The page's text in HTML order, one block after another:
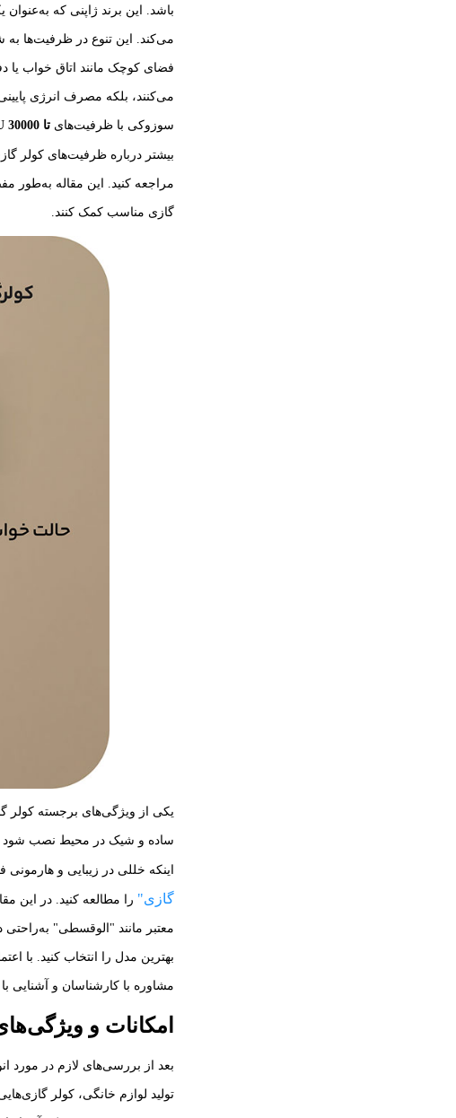
باشد. این برند ژاپنی که
می‌کند. این تنوع در ظرفیت‌ها به
فضای کوچک مانند اتاق خواب یا
می‌کنند، بلکه مصرف انرژی
سوزوکی با ظرفیت‌های تا 30000 BTU
بیشتر درباره ظرفیت‌های کولر
گازی مناسب کمک کنند.
یکی از ویژگی‌های برجسته
ساده و شیک در محیط نصب شود و
اینکه خللی در زیبایی و
گازی" را مطالعه کنید. در این
معتبر مانند "الوقسطی"
بهترین مدل را انتخاب کنید. با
مشاوره با کارشناسان و آشنایی
امکانات و
بعد از بررسی‌های لازم در
تولید لوازم خانگی، کولر